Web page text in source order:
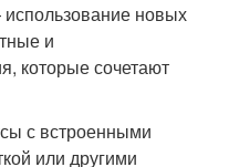
новых
и
которые сочетают
с встроенными
или другими